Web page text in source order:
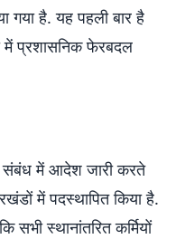
गया है. यह पहली बार है
में प्रशासनिक फेरबदल
संबंध में आदेश जारी करते
में पदस्थापित किया है.
सभी स्थानांतरित कर्मियों